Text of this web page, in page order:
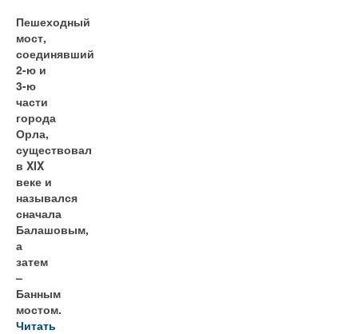
Пешеходный
мост,
соединявший
2-ю и
3-ю
части
города
Орла,
существовал
в XIX
веке и
назывался
сначала
Балашовым,
а
затем
–
Банным
мостом.
Читать